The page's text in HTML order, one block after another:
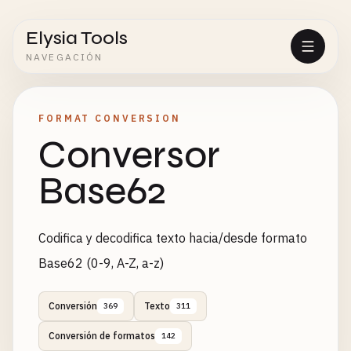
Elysia Tools
NAVEGACIÓN
FORMAT CONVERSION
Conversor
Base62
Codifica y decodifica texto hacia/desde formato
Base62 (0-9, A-Z, a-z)
Conversión 369 Texto 311
Conversión de formatos 142